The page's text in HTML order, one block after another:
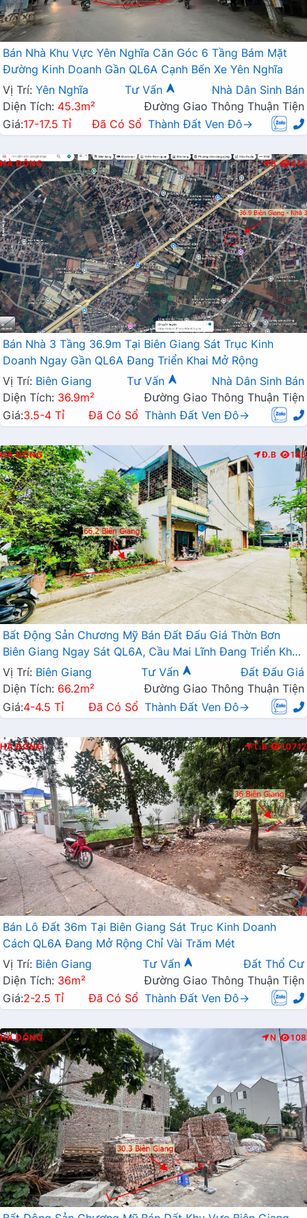
Bán Nhà Khu Vực Yên Nghĩa Căn Góc 6 Tầng Bám Mặt
Đường Kinh Doanh Gần QL6A Cạnh Bến Xe Yên Nghĩa
Vị Trí: Yên Nghĩa Tư Vấn
Nhà Dân Sinh Bán
Diện Tích: 45.3m²
Đường Giao Thông Thuận Tiện
Giá:17-17.5 Tỉ Đã Có Sổ Thành Đất Ven Đô→
HÀ ĐÔNG B 414
Bán Nhà 3 Tầng 36.9m Tại Biên Giang Sát Trục Kinh
Doanh Ngay Gần QL6A Đang Triển Khai Mở Rộng
Vị Trí: Biên Giang Tư Vấn
Nhà Dân Sinh Bán
Diện Tích: 36.9m²
Đường Giao Thông Thuận Tiện
Giá:3.5-4 Tỉ Đã Có Sổ Thành Đất Ven Đô→
HÀ ĐÔNG Đ.B 185
Bất Động Sản Chương Mỹ Bán Đất Đấu Giá Thờn Bơn
Biên Giang Ngay Sát QL6A, Cầu Mai Lĩnh Đang Triển Khai
Mở Rộng
Vị Trí: Biên Giang Tư Vấn
Đất Đấu Giá
Diện Tích: 66.2m²
Đường Giao Thông Thuận Tiện
Giá:4-4.5 Tỉ Đã Có Sổ Thành Đất Ven Đô→
HÀ ĐÔNG T.B 10712
Bán Lô Đất 36m Tại Biên Giang Sát Trục Kinh Doanh
Cách QL6A Đang Mở Rộng Chỉ Vài Trăm Mét
Vị Trí: Biên Giang Tư Vấn
Đất Thổ Cư
Diện Tích: 36m²
Đường Giao Thông Thuận Tiện
Giá:2-2.5 Tỉ Đã Có Sổ Thành Đất Ven Đô→
HÀ ĐÔNG N 108